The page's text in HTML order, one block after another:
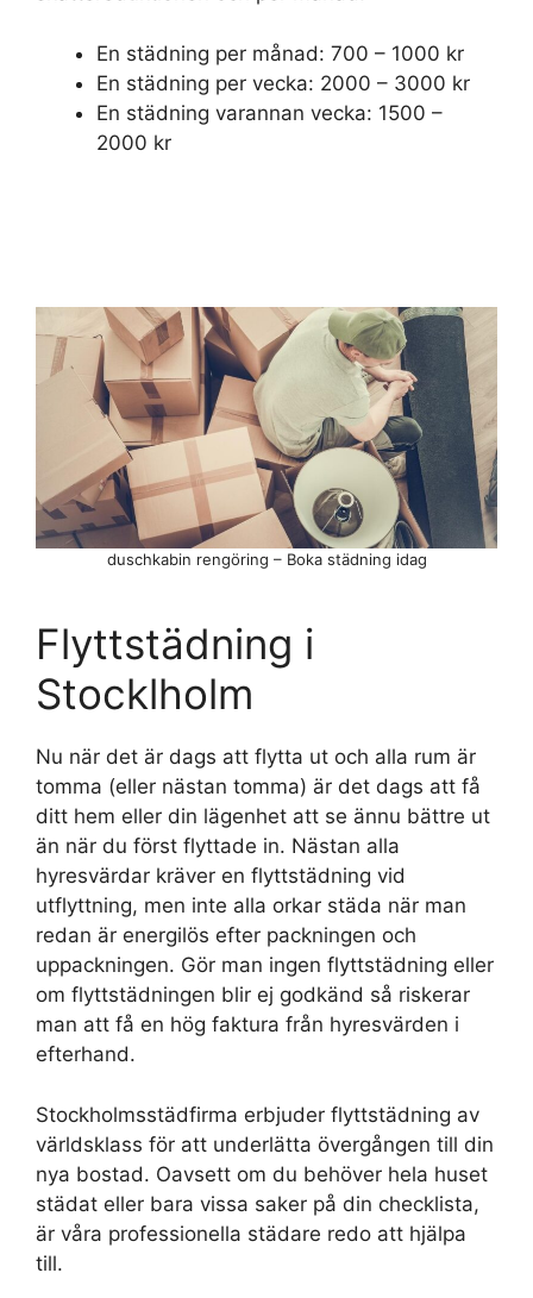
En städning per månad: 700 – 1000 kr
En städning per vecka: 2000 – 3000 kr
En städning varannan vecka: 1500 –
2000 kr
Flyttstädning i
Stocklholm
Nu när det är dags att flytta ut och alla rum är
tomma (eller nästan tomma) är det dags att få
ditt hem eller din lägenhet att se ännu bättre ut
än när du först flyttade in. Nästan alla
hyresvärdar kräver en flyttstädning vid
utflyttning, men inte alla orkar städa när man
redan är energilös efter packningen och
uppackningen. Gör man ingen flyttstädning eller
om flyttstädningen blir ej godkänd så riskerar
man att få en hög faktura från hyresvärden i
efterhand.
Stockholmsstädfirma erbjuder flyttstädning av
världsklass för att underlätta övergången till din
nya bostad. Oavsett om du behöver hela huset
städat eller bara vissa saker på din checklista,
är våra professionella städare redo att hjälpa
till.
duschkabin rengöring – Boka städning idag